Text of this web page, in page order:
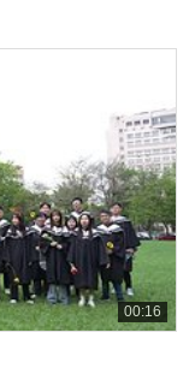
00:16